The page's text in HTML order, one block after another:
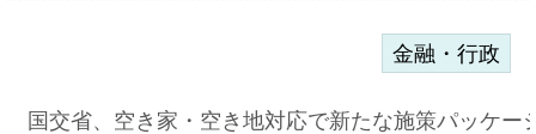
金融・行政
国交省、空き家・空き地対応で新たな施策パッケ